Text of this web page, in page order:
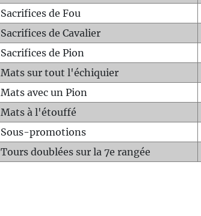
Sacrifices de Fou
Sacrifices de Cavalier
Sacrifices de Pion
Mats sur tout l'échiquier
Mats avec un Pion
Mats à l'étouffé
Sous-promotions
Tours doublées sur la 7e rangée